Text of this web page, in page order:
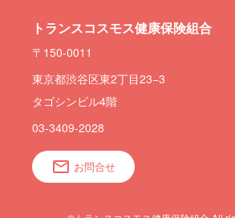
トランスコスモス健康保険組合
〒150-0011
東京都渋谷区東2丁目23−3
タゴシンビル4階
03-3409-2028
お問合せ